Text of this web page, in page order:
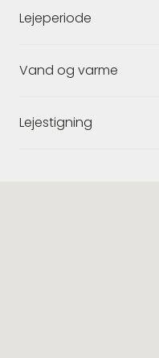
Lejeperiode
Vand og varme
Lejestigning